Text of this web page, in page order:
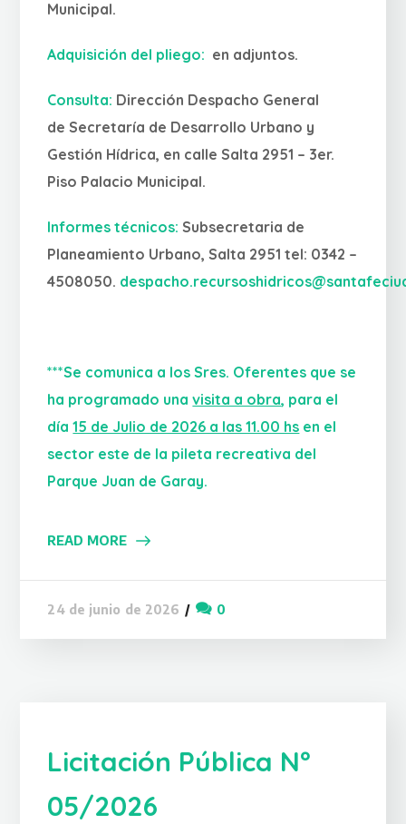
Municipal.
Adquisición del pliego: en adjuntos.
Consulta: Dirección Despacho General
de Secretaría de Desarrollo Urbano y
Gestión Hídrica, en calle Salta 2951 – 3er.
Piso Palacio Municipal.
Informes técnicos: Subsecretaria de
Planeamiento Urbano, Salta 2951 tel: 0342 –
4508050.
***Se comunica a los Sres. Oferentes que se
ha programado unavisita a obra, para el
día15 de Julio de 2026 a las 11.00 hs en el
sector este de la pileta recreativa del
Parque Juan de Garay.
READ MORE
24 de junio de 2026 0
Licitación Pública Nº
05/2026